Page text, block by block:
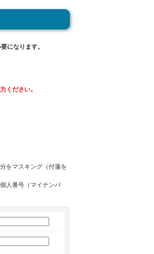
になります。
ください。
をマスキング（付箋を
人番号（マイナンバ